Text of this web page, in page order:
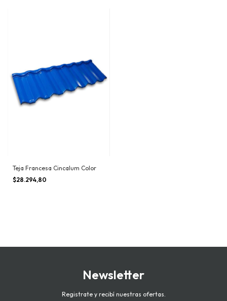
Teja Francesa Cincalum Color
$28.294,80
Newsletter
Registrate y recibí nuestras ofertas.